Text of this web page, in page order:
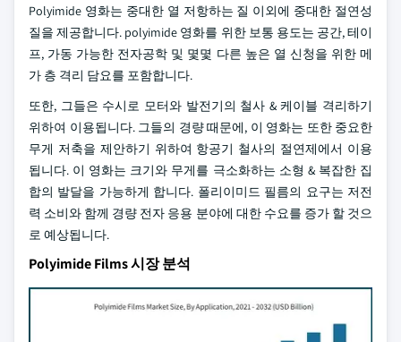
Polyimide 영화는 중대한 열 저항하는 질 이외에 중대한 절연성
질을 제공합니다. polyimide 영화를 위한 보통 용도는 공간, 테이
프, 가동 가능한 전자공학 및 몇몇 다른 높은 열 신청을 위한 메
가 층 격리 담요를 포함합니다.
또한, 그들은 수시로 모터와 발전기의 철사 & 케이블 격리하기
위하여 이용됩니다. 그들의 경량 때문에, 이 영화는 또한 중요한
무게 저축을 제안하기 위하여 항공기 철사의 절연제에서 이용
됩니다. 이 영화는 크기와 무게를 극소화하는 소형 & 복잡한 집
합의 발달을 가능하게 합니다. 폴리이미드 필름의 요구는 저전
력 소비와 함께 경량 전자 응용 분야에 대한 수요를 증가 할 것으
로 예상됩니다.
Polyimide Films 시장 분석